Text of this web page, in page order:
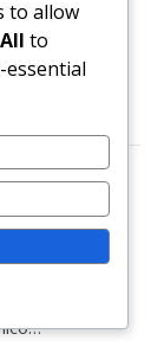
fica mais
to allow
to
essential